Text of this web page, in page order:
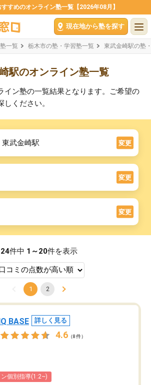
すめのオンライン塾一覧【2026年08月】
現在地から塾を探す
一覧 栃木市の塾・学習塾一覧 東武金崎駅の塾
駅のオンライン塾一覧
イン塾の一覧結果となります。ご希望の
ください。
東武金崎駅 変更
変更
変更
24件中 1～20件を表示
1 2
BASE 詳しく見る
4.6 （8件）
個別指導(1:2~)